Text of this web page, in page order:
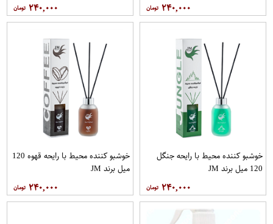
۲۴۰,۰۰۰ ۲۴۰,۰۰۰
خوشبو کننده محیط با رایحه جنگل
120 میل برند JM
۲۴۰,۰۰۰
خوشبو کننده محیط با رایحه قهوه 120
میل برند JM
۲۴۰,۰۰۰